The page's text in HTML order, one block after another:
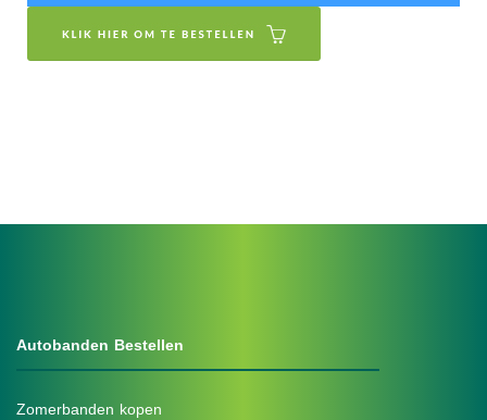
Autobanden Bestellen
Zomerbanden kopen